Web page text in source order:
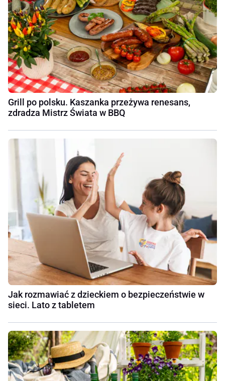
Grill po polsku. Kaszanka przeżywa renesans,
zdradza Mistrz Świata w BBQ
Jak rozmawiać z dzieckiem o bezpieczeństwie w
sieci. Lato z tabletem